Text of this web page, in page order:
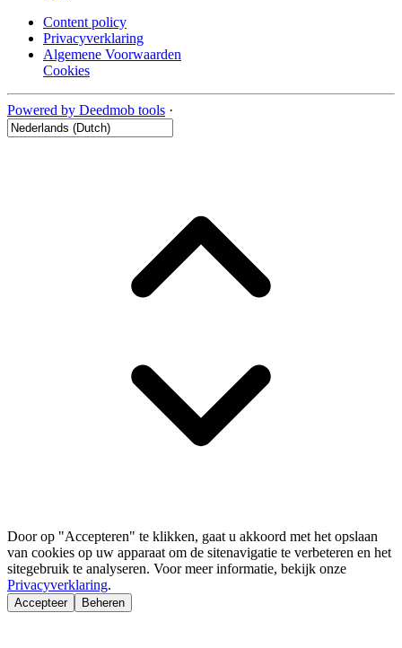
Content policy
Privacyverklaring
Algemene Voorwaarden
Cookies
Powered by Deedmob tools ·
Door op "Accepteren" te klikken, gaat u akkoord met het opslaan
van cookies op uw apparaat om de sitenavigatie te verbeteren en het
sitegebruik te analyseren. Voor meer informatie, bekijk onze
Privacyverklaring.
Accepteer Beheren